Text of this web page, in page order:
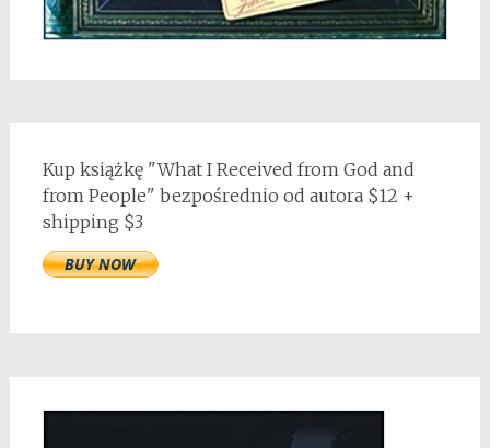
Kup książkę "What I Received from God and
from People" bezpośrednio od autora $12 +
shipping $3